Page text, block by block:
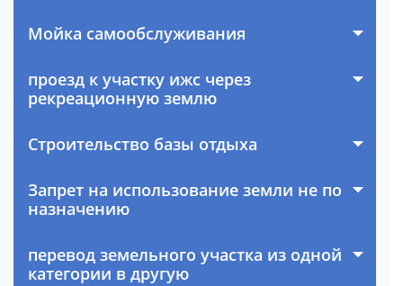
Мойка самообслуживания
проезд к участку ижс через
рекреационную землю
Строительство базы отдыха
Запрет на использование земли не по
назначению
перевод земельного участка из одной
категории в другую